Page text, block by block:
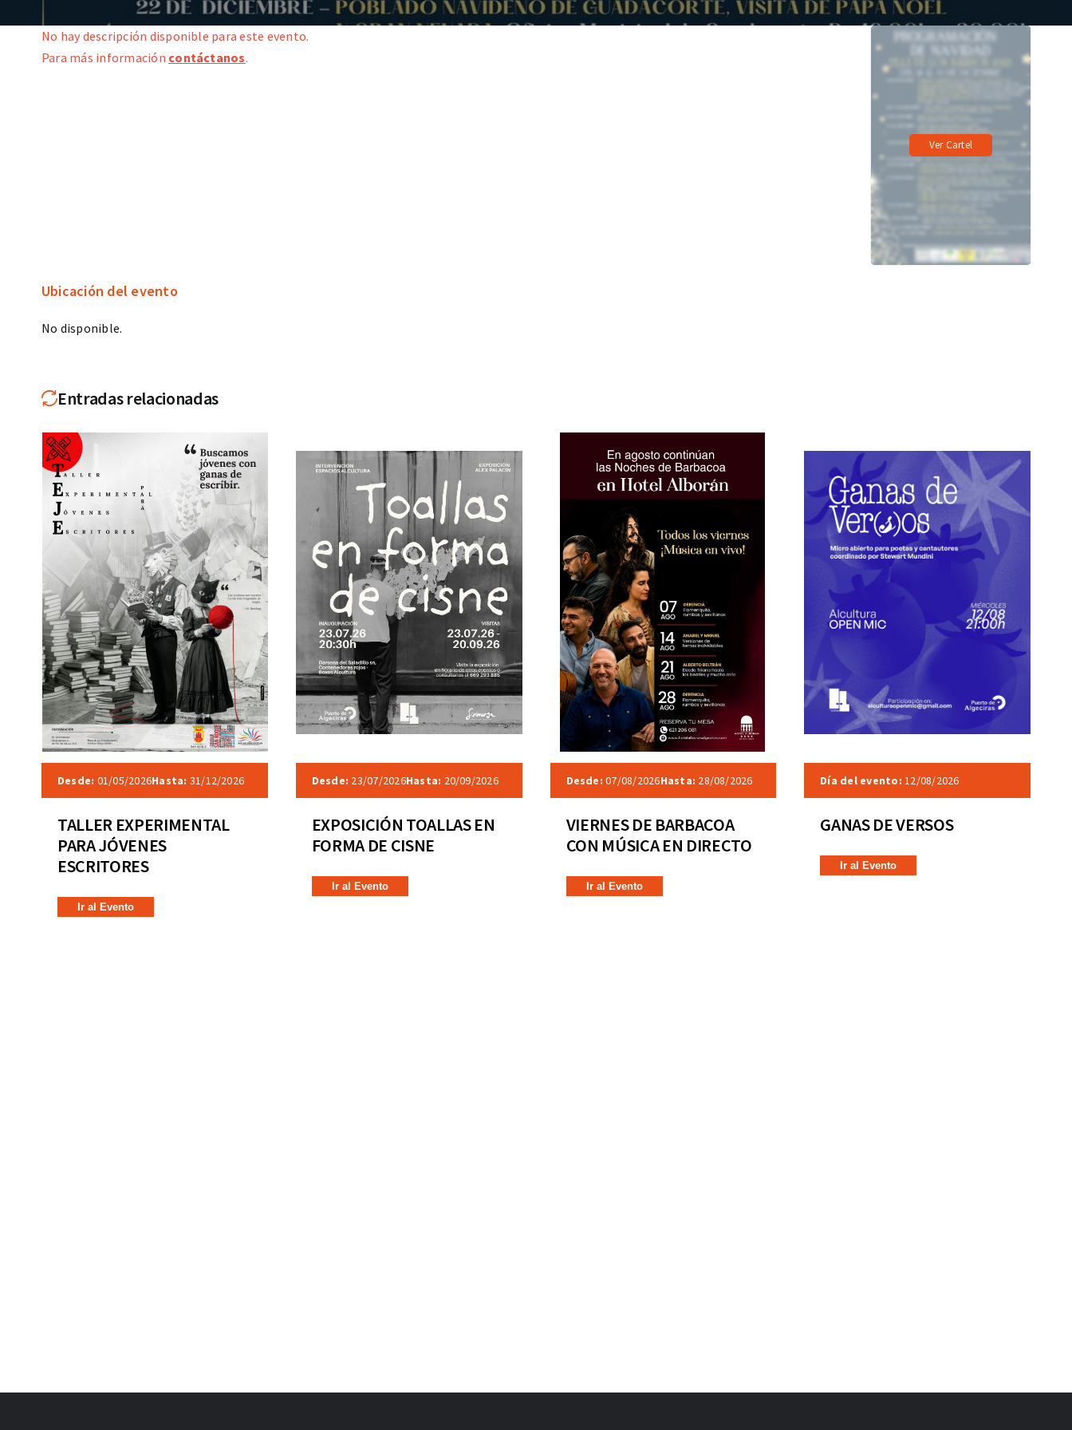
No hay descripción disponible para este evento.
Para más información contáctanos.
Ver Cartel
Ubicación del evento
No disponible.
Entradas relacionadas
Desde: 01/05/2026Hasta: 31/12/2026
TALLER EXPERIMENTAL
PARA JÓVENES
ESCRITORES
Ir al Evento
Desde: 23/07/2026Hasta: 20/09/2026
EXPOSICIÓN TOALLAS EN
FORMA DE CISNE
Ir al Evento
Desde: 07/08/2026Hasta: 28/08/2026
VIERNES DE BARBACOA
CON MÚSICA EN DIRECTO
Ir al Evento
Día del evento: 12/08/2026
GANAS DE VERSOS
Ir al Evento